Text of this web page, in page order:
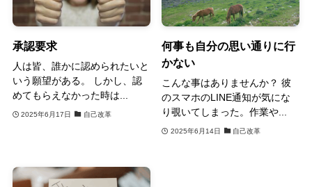
承認要求
人は皆、誰かに認められたいと
いう願望がある。 しかし、認
めてもらえなかった時は...
2025年6月17日 自己改革
何事も自分の思い通りに行
かない
こんな事はありませんか？ 彼
のスマホのLINE通知が気にな
り覗いてしまった。作業や...
2025年6月14日 自己改革